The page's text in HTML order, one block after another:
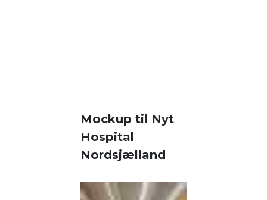
Mockup til Nyt
Hospital
Nordsjælland